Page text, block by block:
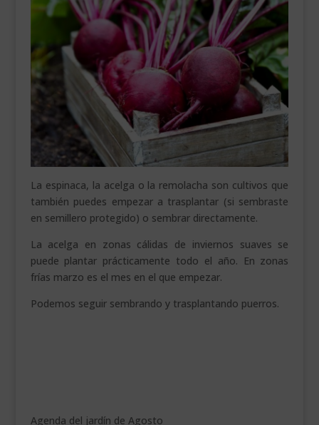
La espinaca, la acelga o la remolacha son cultivos que
también puedes empezar a trasplantar (si sembraste
en semillero protegido) o sembrar directamente.
La acelga en zonas cálidas de inviernos suaves se
puede plantar prácticamente todo el año. En zonas
frías marzo es el mes en el que empezar.
Podemos seguir sembrando y trasplantando puerros.
Agenda del jardín de Agosto